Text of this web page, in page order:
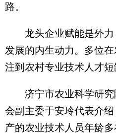
路。
龙头企业赋能是外力
发展的内生动力。多位
注到农村专业技术人才短
济宁市农业科学研究
会副主委于安玲代表介
产的农业技术人员年龄